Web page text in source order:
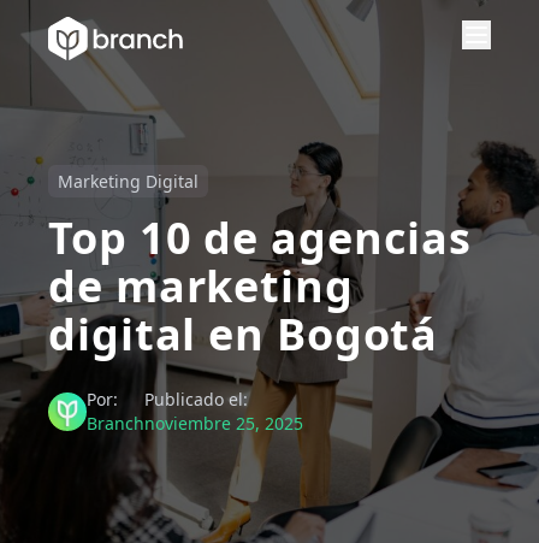
Marketing Digital
Top 10 de agencias
de marketing
digital en Bogotá
Por:
Branch
Publicado el:
noviembre 25, 2025